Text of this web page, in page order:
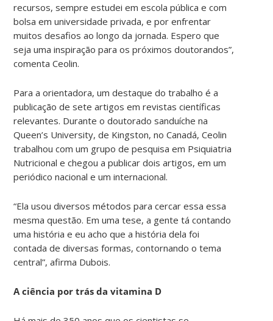
recursos, sempre estudei em escola pública e com
bolsa em universidade privada, e por enfrentar
muitos desafios ao longo da jornada. Espero que
seja uma inspiração para os próximos doutorandos”,
comenta Ceolin.
Para a orientadora, um destaque do trabalho é a
publicação de sete artigos em revistas científicas
relevantes. Durante o doutorado sanduíche na
Queen’s University, de Kingston, no Canadá, Ceolin
trabalhou com um grupo de pesquisa em Psiquiatria
Nutricional e chegou a publicar dois artigos, em um
periódico nacional e um internacional.
“Ela usou diversos métodos para cercar essa essa
mesma questão. Em uma tese, a gente tá contando
uma história e eu acho que a história dela foi
contada de diversas formas, contornando o tema
central”, afirma Dubois.
A ciência por trás da vitamina D